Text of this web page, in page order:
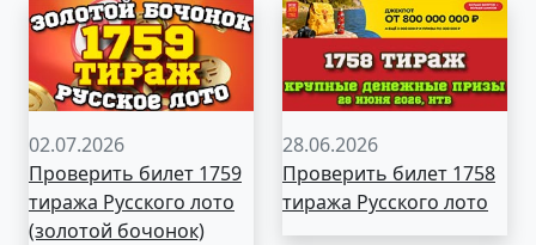
02.07.2026
Проверить билет 1759
тиража Русского лото
(золотой бочонок)
28.06.2026
Проверить билет 1758
тиража Русского лото